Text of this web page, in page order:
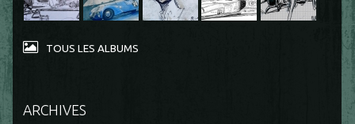
TOUS LES ALBUMS
ARCHIVES